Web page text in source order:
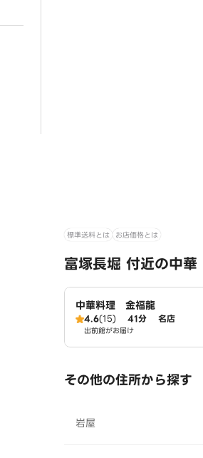
標準送料とは お店価格とは
富塚長堀 付近の中華
中華料理 金福龍
4.6(15) 41分 名店
出前館がお届け
その他の住所から探す
岩屋